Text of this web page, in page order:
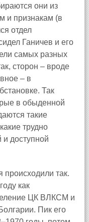
они из
и признакам (в
отдел
Ганичев и его
самых разных
сторон – вроде
– в
Так
в обыденной
такие
трудно
доступной
так.
как
ЦК ВЛКСМ и
Пик его